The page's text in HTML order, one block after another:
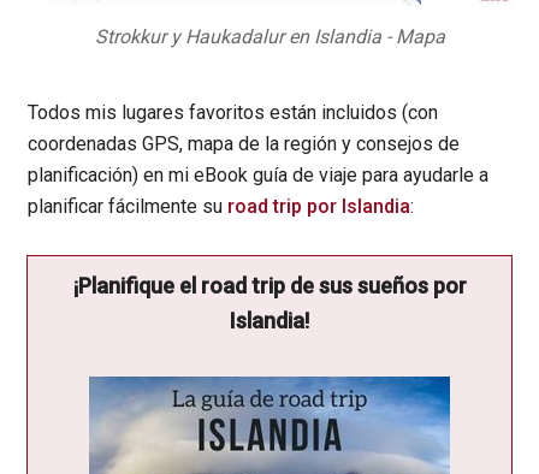
Strokkur y Haukadalur en Islandia - Mapa
Todos mis lugares favoritos están incluidos (con
coordenadas GPS, mapa de la región y consejos de
planificación) en mi eBook guía de viaje para ayudarle a
planificar fácilmente su road trip por Islandia:
¡Planifique el road trip de sus sueños por
Islandia!